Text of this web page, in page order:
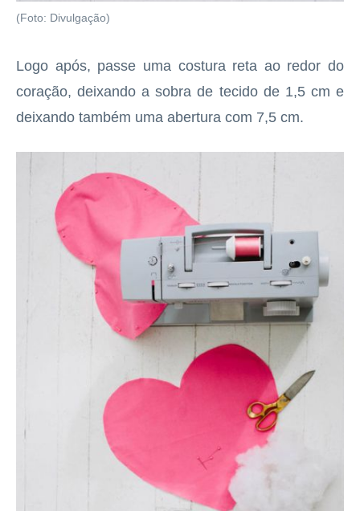
(Foto: Divulgação)
Logo após, passe uma costura reta ao redor do
coração, deixando a sobra de tecido de 1,5 cm e
deixando também uma abertura com 7,5 cm.